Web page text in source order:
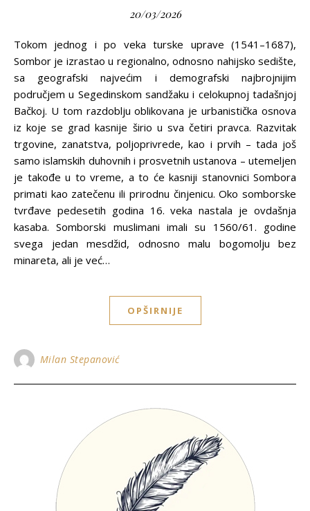
20/03/2026
Tokom jednog i po veka turske uprave (1541–1687),
Sombor je izrastao u regionalno, odnosno nahijsko sedište,
sa geografski najvećim i demografski najbrojnijim
područjem u Segedinskom sandžaku i celokupnoj tadašnjoj
Bačkoj. U tom razdoblju oblikovana je urbanistička osnova
iz koje se grad kasnije širio u sva četiri pravca. Razvitak
trgovine, zanatstva, polјoprivrede, kao i prvih – tada još
samo islamskih duhovnih i prosvetnih ustanova – utemelјen
je takođe u to vreme, a to će kasniji stanovnici Sombora
primati kao zatečenu ili prirodnu činjenicu. Oko somborske
tvrđave pedesetih godina 16. veka nastala je ovdašnja
kasaba. Somborski muslimani imali su 1560/61. godine
svega jedan mesdžid, odnosno malu bogomolјu bez
minareta, ali je već…
OPŠIRNIJE
Milan Stepanović